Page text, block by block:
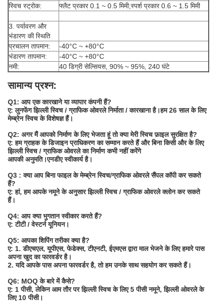
स्विच स्ट्रोक:
फ्लैट प्रकार 0.1 ~ 0.5 मिमी;स्पर्श प्रकार 0.6 ~ 1.5 मिमी
3. पर्यावरण और
भंडारण की स्थिति
प्रचालन तापमान:
-40°C ~ +80°C
भंडारण तापमान:
-40°C ~ +80°C
नमी:
40 डिग्री सेल्सियस, 90% ~ 95%, 240 घंटे
सामान्य प्रश्न:
Q1: आप एक कारखाने या व्यापार कंपनी हैं?
ए: लुनफेंग झिल्ली स्विच / ग्राफिक ओवरले निर्माता / कारखाना है।हम 26 साल के लिए
मेम्ब्रेन स्विच के विशेषज्ञ हैं।
Q2: अगर मैं आपको निर्माण के लिए भेजता हूं तो क्या मेरी स्विच फ़ाइल सुरक्षित है?
ए: हम ग्राहक के डिजाइन प्राधिकरण का सम्मान करते हैं और बिना किसी और के लिए
झिल्ली स्विच / ग्राफिक ओवरले का निर्माण कभी नहीं करेंगे
आपकी अनुमति।एनडीए स्वीकार्य है।
Q3 : क्या आप बिना फाइल के मेम्ब्रेन स्विच/ग्राफिक ओवरले सैंपल कॉपी कर सकते
हैं?
ए: हां, हम आपके नमूने के अनुसार झिल्ली स्विच / ग्राफिक ओवरले क्लोन कर सकते
हैं।
Q4: आप क्या भुगतान स्वीकार करते हैं?
ए: टीटी / वेस्टर्न यूनियन।
Q5: आपका शिपिंग तरीका क्या है?
ए: 1. डीएचएल, यूपीएस, फेडेक्स, टीएनटी, ईएमएस द्वारा माल भेजने के लिए हमारे पास
अपना खुद का फारवर्डर है।
2. यदि आपके पास अपना फारवर्डर है, तो हम उनके साथ सहयोग कर सकते हैं।
Q6: MOQ के बारे में कैसे?
ए: 1 पीसी, लेकिन आम तौर पर झिल्ली स्विच के लिए 5 पीसी नमूने, झिल्ली ओवरले के
लिए 10 पीसी।